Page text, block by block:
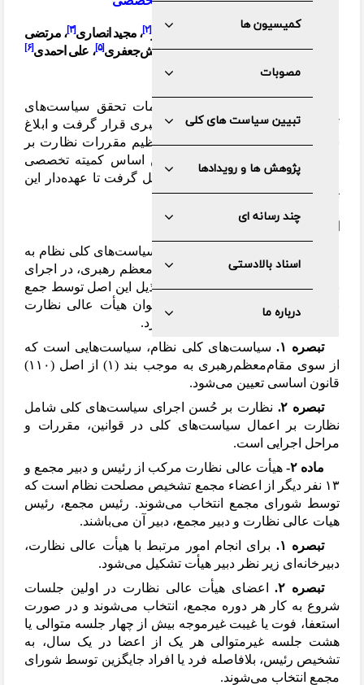
کمیسیون ها
مصوبات
تبیین سیاست های کلی
پژوهش ها و رویدادها
چند رسانه ای
اسناد بالادستی
درباره ما
محمدباقر ذوالقدر ، حسین مظفر[۲]، مجید انصاری[۳]، مرتضی
نبوی[۴]، داود دانشجعفری[۵]، علی احمدی[۶]
در فاصله زمانی که سند الزامات تحقق سیاستهای
کلی پیشنهادی مجمع مورد تأیید رهبری قرار گرفت و ابلاغ
شد یکی از محورهای اصلی آن، تنظیم مقررات نظارت بر
اساس سند الزامات بود که بر این اساس کمیته تخصصی
متشکل از برخی اعضای مجمع شکل گرفت تا عهدهدار این
تطبیق شوند.
الف- کلیات
نظارت بر حُسن اجرای سیاستهای کلی نظام به
موجب تفویض اختیار از سوی مقام معظم رهبری، در اجرای
بند (۲) اصل (۱۱۰) قانون اساسی و ذیل این اصل توسط جمع
ای از اعضای مجمع، به عنوان هیأت عالی نظارت
مطابق با این آیین
گیرد.
تبصره ۱.
سیاستهای کلی نظام، سیاستهایی است که
از سوی مقاممعظم
رهبری به موجب بند (۱) از اصل (۱۱۰)
قانون اساسی تعیین میشود.
تبصره ۲.
نظارت بر حُسن اجرای سیاستهای کلی شامل
نظارت بر اعمال سیاستهای کلی در قوانین، مقررات و
مراحل اجرایی است.
ماده ۲-
هیأت عالی نظارت مرکب از رئیس و دبیر مجمع و
۱۳ نفر دیگر از اعضاء مجمع تشخیص مصلحت نظام است که
توسط شورای مجمع انتخاب میشوند. رئیس مجمع، رئیس
هیات عالی نظارت و دبیر مجمع، دبیر آن میباشند.
تبصره ۱.
برای انجام امور مرتبط با هیأت عالی نظارت،
دبیرخانه ای زیر نظر دبیر هیأت تشکیل میشود.
تبصره ۲.
اعضای هیأت عالی نظارت در اولین جلسات
شروع به کار هر دوره مجمع، انتخاب میشوند و در صورت
استعفا، فوت یا غیبت غیرموجه بیش از چهار جلسه متوالی یا
هشت جلسه غیرمتوالی هر یک از اعضا در یک سال، به
تشخیص رئیس، بلافاصله فرد یا افراد جایگزین توسط شورای
مجمع انتخاب میشوند.